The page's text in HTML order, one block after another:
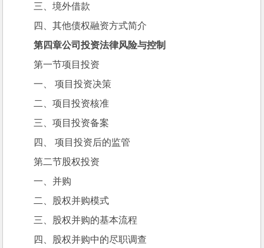
三、境外借款
四、其他债权融资方式简介
第四章公司投资法律风险与控制
第一节项目投资
一、 项目投资决策
二、项目投资核准
三、项目投资备案
四、 项目投资后的监管
第二节股权投资
一、并购
二、股权并购模式
三、股权并购的基本流程
四、股权并购中的尽职调查